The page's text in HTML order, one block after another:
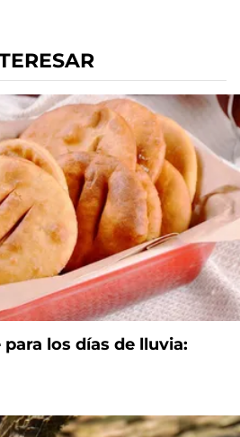
los días de lluvia: